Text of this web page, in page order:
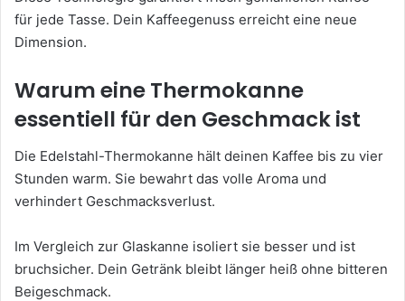
für jede Tasse. Dein Kaffeegenuss erreicht eine neue
Dimension.
Warum eine Thermokanne
essentiell für den Geschmack ist
Die Edelstahl-Thermokanne hält deinen Kaffee bis zu vier
Stunden warm. Sie bewahrt das volle Aroma und
verhindert Geschmacksverlust.
Im Vergleich zur Glaskanne isoliert sie besser und ist
bruchsicher. Dein Getränk bleibt länger heiß ohne bitteren
Beigeschmack.